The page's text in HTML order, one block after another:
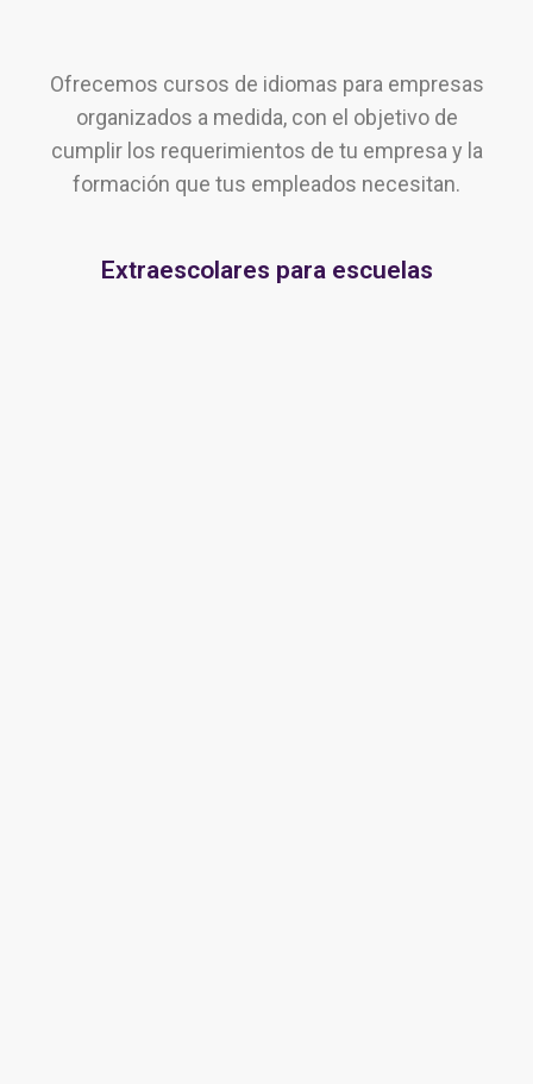
Ofrecemos cursos de idiomas para empresas
organizados a medida, con el objetivo de
cumplir los requerimientos de tu empresa y la
formación que tus empleados necesitan.
Extraescolares para escuelas